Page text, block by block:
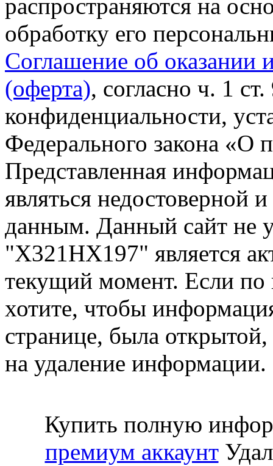
распространяются на
обработку его
Соглашение об оказании
(оферта), согласно ч. 1
конфиденциальности,
Федерального закона «О
Представленная
являться недостоверной
данным. Данный сайт не
"Х321НХ197" является
текущий момент. Если
хотите, чтобы
странице, была открытой,
на удаление информации.
Купить полную
премиум аккаунт